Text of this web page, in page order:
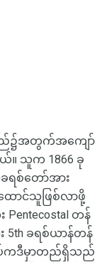
ြည်၌အတွက်အကျော်
ယ်။ သူက 1866 ခု
ရစ်တော်အား
ောင်သူဖြစ်လာဖို့
Pentecostal တန်
5th ခရစ်ယာန်တန်
ပ်ကဒီမှာတည်ရှိသည်